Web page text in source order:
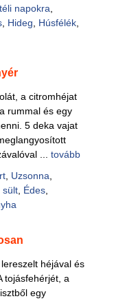
napokra
, Hideg Húsfélék,
a citromhéjat
rummal és egy
5 deka vajat
... tovább
, Uzsonna
sült, Édes,
héjával és
tojásfehérjét, a
egy